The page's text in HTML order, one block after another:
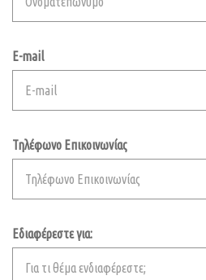
E-mail
Τηλέφωνο Επικοινωνίας
Εδιαφέρεστε για: